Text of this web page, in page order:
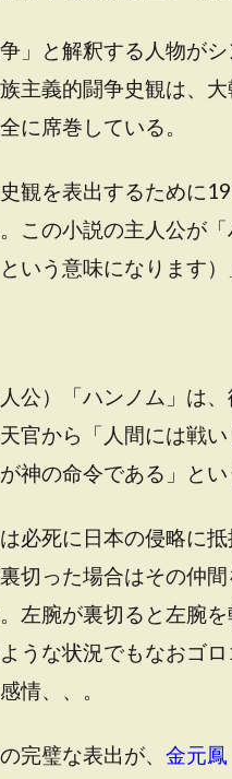
」と解釈する人物が
主義的闘争史観は、
に席巻している。
観を表出するために
。この小説の主人公が
いう意味になります）
公）「ハンノム」は
官から「人間には戦
神の命令である」とい
必死に日本の侵略に
切った場合はその仲間
左腕が裏切ると左腕
うな状況でもなおゴ
情、、。
完璧な表出が、 金元